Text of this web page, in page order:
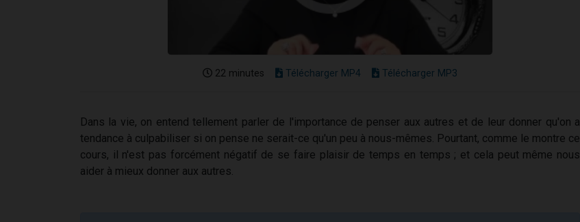
22 minutes Télécharger MP4 Télécharger MP3
Dans la vie, on entend tellement parler de l'importance de penser aux autres et de leur donner qu'on a
tendance à culpabiliser si on pense ne serait-ce qu'un peu à nous-mêmes. Pourtant, comme le montre ce
cours, il n'est pas forcément négatif de se faire plaisir de temps en temps ; et cela peut même nous
aider à mieux donner aux autres.